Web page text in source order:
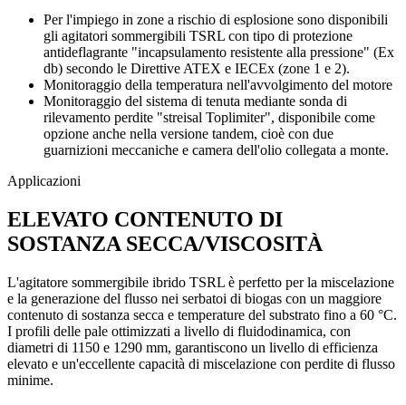
Per l'impiego in zone a rischio di esplosione sono disponibili
gli agitatori sommergibili TSRL con tipo di protezione
antideflagrante "incapsulamento resistente alla pressione" (Ex
db) secondo le Direttive ATEX e IECEx (zone 1 e 2).
Monitoraggio della temperatura nell'avvolgimento del motore
Monitoraggio del sistema di tenuta mediante sonda di
rilevamento perdite "streisal Toplimiter", disponibile come
opzione anche nella versione tandem, cioè con due
guarnizioni meccaniche e camera dell'olio collegata a monte.
Applicazioni
ELEVATO CONTENUTO DI
SOSTANZA SECCA/VISCOSITÀ
L'agitatore sommergibile ibrido TSRL è perfetto per la miscelazione
e la generazione del flusso nei serbatoi di biogas con un maggiore
contenuto di sostanza secca e temperature del substrato fino a 60 °C.
I profili delle pale ottimizzati a livello di fluidodinamica, con
diametri di 1150 e 1290 mm, garantiscono un livello di efficienza
elevato e un'eccellente capacità di miscelazione con perdite di flusso
minime.